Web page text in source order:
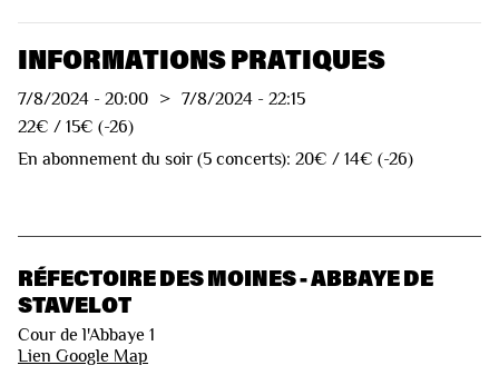
INFORMATIONS PRATIQUES
7/8/2024 - 20:00 > 7/8/2024 - 22:15
22€ / 15€ (-26)
En abonnement du soir (5 concerts): 20€ / 14€ (-26)
RÉFECTOIRE DES MOINES - ABBAYE DE
STAVELOT
Cour de l'Abbaye 1
Lien Google Map